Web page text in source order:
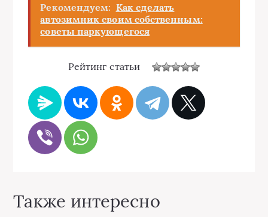
Рекомендуем: Как сделать
автозимник своим собственным:
советы паркующегося
Рейтинг статьи
Также интересно